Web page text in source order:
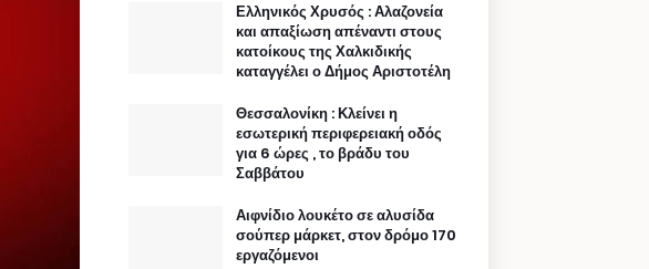
Ελληνικός Χρυσός : Αλαζονεία
και απαξίωση απέναντι στους
κατοίκους της Χαλκιδικής
καταγγέλει ο Δήμος Αριστοτέλη
Θεσσαλονίκη : Κλείνει η
εσωτερική περιφερειακή οδός
για 6 ώρες , το βράδυ του
Σαββάτου
Αιφνίδιο λουκέτο σε αλυσίδα
σούπερ μάρκετ, στον δρόμο 170
εργαζόμενοι